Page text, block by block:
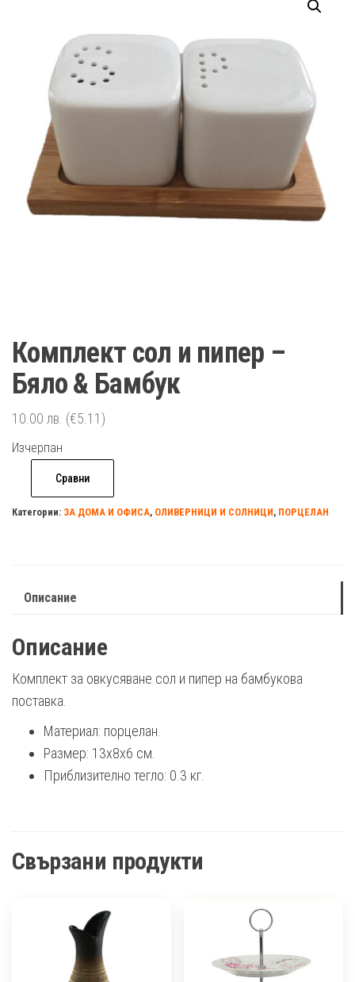
Комплект сол и пипер –
Бялo & Бамбук
10.00 лв. (€5.11)
Изчерпан
Сравни
Категории: ЗА ДОМА И ОФИСА, ОЛИВЕРНИЦИ И СОЛНИЦИ, ПОРЦЕЛАН
Описание
Описание
Комплект за овкусяване сол и пипер на бамбукова
поставка.
Материал: порцелан.
Размер: 13х8х6 см.
Приблизително тегло: 0.3 кг.
Свързани продукти